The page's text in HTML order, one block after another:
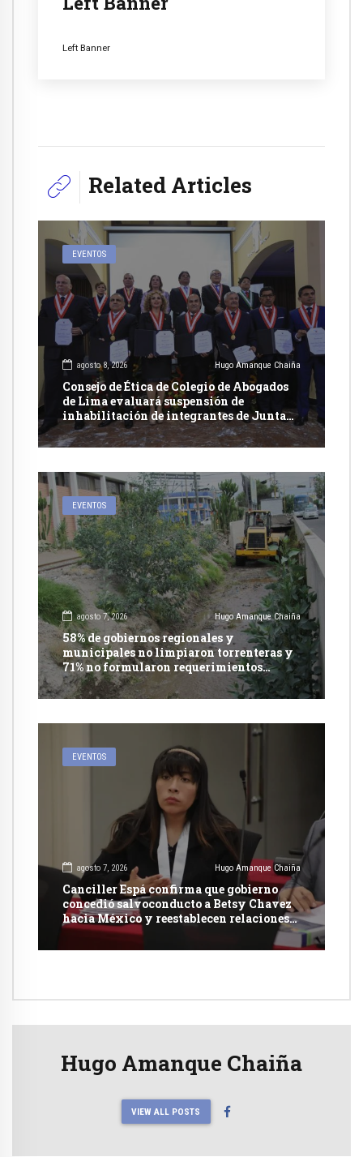
Left Banner
Related Articles
EVENTOS
agosto 8, 2026 Hugo Amanque Chaiña
Consejo de Ética de Colegio de Abogados
de Lima evaluará suspensión de
inhabilitación de integrantes de Junta
Nacional de Justicia
EVENTOS
agosto 7, 2026 Hugo Amanque Chaiña
58% de gobiernos regionales y
municipales no limpiaron torrenteras y
71% no formularon requerimientos
presupuestales afirma informe de
Contraloría
EVENTOS
agosto 7, 2026 Hugo Amanque Chaiña
Canciller Espá confirma que gobierno
concedió salvoconducto a Betsy Chavez
hacia México y reestablecen relaciones
con dicho país
Hugo Amanque Chaiña
VIEW ALL POSTS